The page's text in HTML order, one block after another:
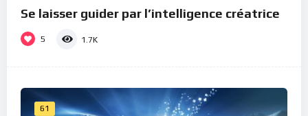
Se laisser guider par l’intelligence créatrice
5 1.7K
61